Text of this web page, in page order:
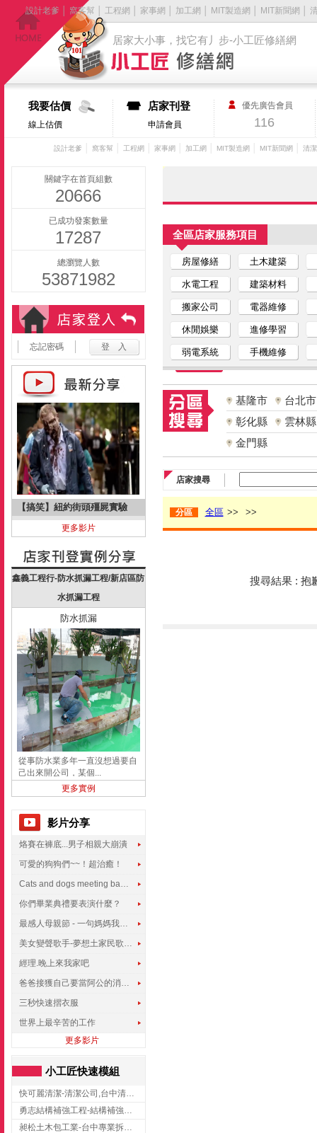
居家大小事，找它有丿步-小工匠修繕網
設計老爹 窩客幫 工程網 家事網 加工網 MIT製造網 MIT新聞網
我要估價
線上估價
店家刊登
申請會員
優先廣告會員
116
設計老爹 窩客幫 工程網 家事網 加工網 MIT製造網 MIT新聞網 清
關鍵字在首頁組數
20666
已成功發案數量
17287
總瀏覽人數
53871982
忘記密碼
【搞笑】紐約街頭殭屍實驗
更多影片
鑫義工程行-防水抓漏工程/新店區防
水抓漏工程
防水抓漏
從事防水業多年一直沒想過要自
己出來開公司，某個...
更多實例
影片分享
烙賽在褲底...男子相親大崩潰
可愛的狗狗們~~！超治癒！
Cats and dogs meeting babies for the first time
你們畢業典禮要表演什麼？
最感人母親節 - 一句媽媽我愛你
美女變聲歌手-夢想土家民歌傳遍世界
經理.晚上來我家吧
爸爸接獲自己要當阿公的消息，反應史上最可愛!!!
三秒快速摺衣服
世界上最辛苦的工作
更多影片
小工匠快速模組
快可麗清潔-清潔公司,台中清潔公司,台中居家清潔
勇志結構補強工程-結構補強工程 ,桃園結構補強工程,龍潭結構補強工程
昶松土木包工業-台中專業拆除工程/挖土機出租
全區店家服務項目
房屋修繕 土木建築
水電工程 建築材料
搬家公司 電器維修
休閒娛樂 進修學習
弱電系統 手機維修
基隆市
台北市
彰化縣
雲林縣
金門縣
店家搜尋
分區 全區 >> >>
搜尋結果 : 抱